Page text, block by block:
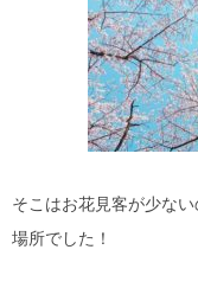
そこはお花見客が少な
場所でした！